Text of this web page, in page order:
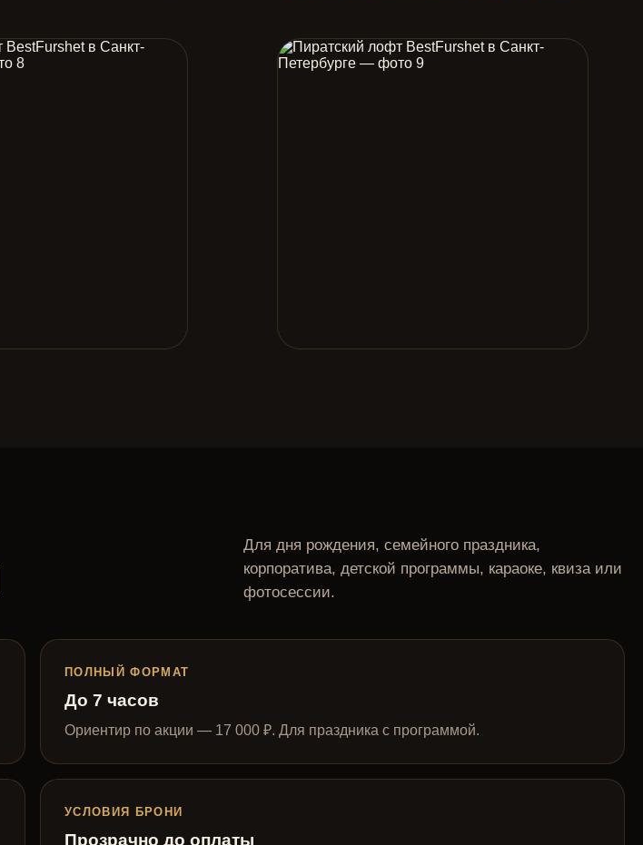
Для дня рождения, семейного праздника,
корпоратива, детской программы, караоке, квиза или
фотосессии.
ПОЛНЫЙ ФОРМАТ
До 7 часов
Ориентир по акции — 17 000 ₽. Для праздника с программой.
УСЛОВИЯ БРОНИ
Прозрачно до оплаты